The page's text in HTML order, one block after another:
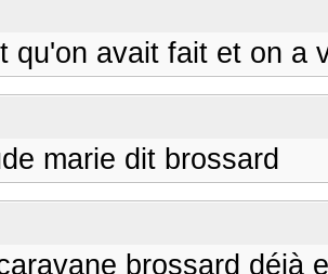
qu'on avait fait et on a
marie dit brossard
brossard déjà